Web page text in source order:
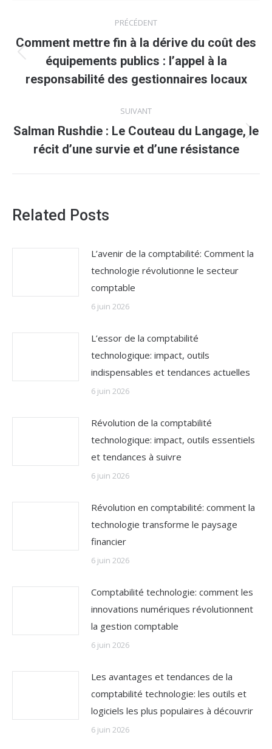
article
PRÉCÉDENT
Article
précédent
Comment mettre fin à la dérive du coût des
équipements publics : l’appel à la
responsabilité des gestionnaires locaux
SUIVANT
Article
suivant
:
Salman Rushdie : Le Couteau du Langage, le
récit d’une survie et d’une résistance
Related Posts
L’avenir de la comptabilité: Comment la
technologie révolutionne le secteur
comptable
6 juin 2026
L’essor de la comptabilité
technologique: impact, outils
indispensables et tendances actuelles
6 juin 2026
Révolution de la comptabilité
technologique: impact, outils essentiels
et tendances à suivre
6 juin 2026
Révolution en comptabilité: comment la
technologie transforme le paysage
financier
6 juin 2026
Comptabilité technologie: comment les
innovations numériques révolutionnent
la gestion comptable
6 juin 2026
Les avantages et tendances de la
comptabilité technologie: les outils et
logiciels les plus populaires à découvrir
6 juin 2026